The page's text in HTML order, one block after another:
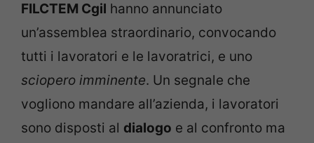
FILCTEM Cgil hanno annunciato
un’assemblea straordinario, convocando
tutti i lavoratori e le lavoratrici, e uno
sciopero imminente. Un segnale che
vogliono mandare all’azienda, i lavoratori
sono disposti al dialogo e al confronto ma